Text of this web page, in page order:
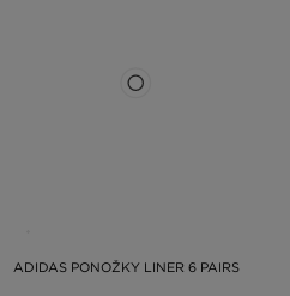
ADIDAS PONOŽKY LINER 6 PAIRS